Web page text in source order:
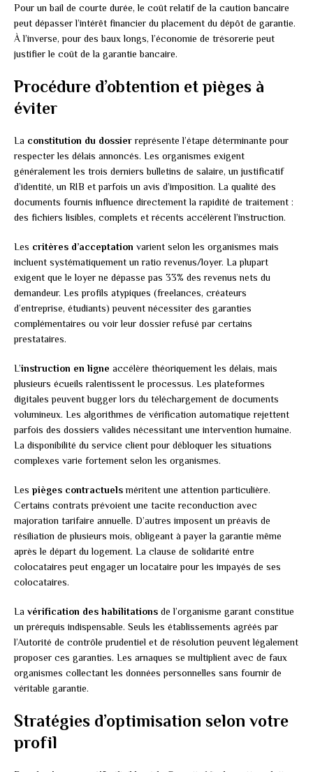
Pour un bail de courte durée, le coût relatif de la caution bancaire
peut dépasser l’intérêt financier du placement du dépôt de garantie.
À l’inverse, pour des baux longs, l’économie de trésorerie peut
justifier le coût de la garantie bancaire.
Procédure d’obtention et pièges à
éviter
La constitution du dossierreprésente l’étape déterminante pour
respecter les délais annoncés. Les organismes exigent
généralement les trois derniers bulletins de salaire, un justificatif
d’identité, un RIB et parfois un avis d’imposition. La qualité des
documents fournis influence directement la rapidité de traitement :
des fichiers lisibles, complets et récents accélèrent l’instruction.
Les critères d’acceptation varient selon les organismes mais
incluent systématiquement un ratio revenus/loyer. La plupart
exigent que le loyer ne dépasse pas 33% des revenus nets du
demandeur. Les profils atypiques (freelances, créateurs
d’entreprise, étudiants) peuvent nécessiter des garanties
complémentaires ou voir leur dossier refusé par certains
prestataires.
L’instruction en ligne accélère théoriquement les délais, mais
plusieurs écueils ralentissent le processus. Les plateformes
digitales peuvent bugger lors du téléchargement de documents
volumineux. Les algorithmes de vérification automatique rejettent
parfois des dossiers valides nécessitant une intervention humaine.
La disponibilité du service client pour débloquer les situations
complexes varie fortement selon les organismes.
Les pièges contractuelsméritent une attention particulière.
Certains contrats prévoient une tacite reconduction avec
majoration tarifaire annuelle. D’autres imposent un préavis de
résiliation de plusieurs mois, obligeant à payer la garantie même
après le départ du logement. La clause de solidarité entre
colocataires peut engager un locataire pour les impayés de ses
colocataires.
La vérification des habilitations de l’organisme garant constitue
un prérequis indispensable. Seuls les établissements agréés par
l’Autorité de contrôle prudentiel et de résolution peuvent légalement
proposer ces garanties. Les arnaques se multiplient avec de faux
organismes collectant les données personnelles sans fournir de
véritable garantie.
Stratégies d’optimisation selon votre
profil